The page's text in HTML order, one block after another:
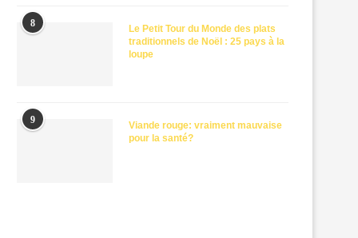
8
Le Petit Tour du Monde des plats
traditionnels de Noël : 25 pays à la
loupe
9
Viande rouge: vraiment mauvaise
pour la santé?